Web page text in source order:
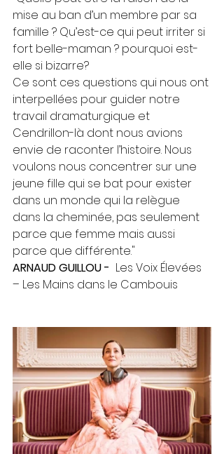
mise au ban d’un membre par sa
famille ? Qu’est-ce qui peut irriter si
fort belle-maman ? pourquoi est-
elle si bizarre?
Ce sont ces questions qui nous ont
interpellées pour guider notre
travail dramaturgique et
Cendrillon-là dont nous avions
envie de raconter l’histoire. Nous
voulons nous concentrer sur une
jeune fille qui se bat pour exister
dans un monde qui la relègue
dans la cheminée, pas seulement
parce que femme mais aussi
parce que différente."
ARNAUD GUILLOU - Les Voix Élevées
– Les Mains dans le Cambouis